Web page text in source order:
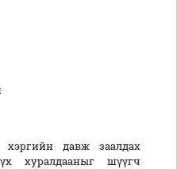
давж заалдах
хуралдааныг шүүгч